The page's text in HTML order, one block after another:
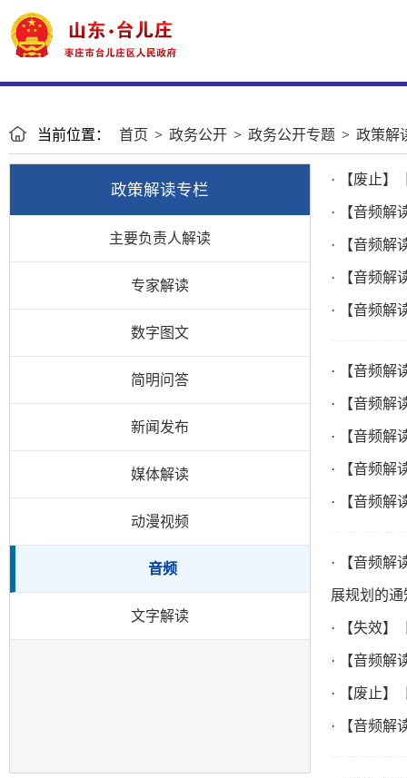
当前位置： 首页 > 政务公开 > 政务公开专题 > 政策解
政策解读专栏
主要负责人解读
专家解读
数字图文
简明问答
新闻发布
媒体解读
动漫视频
音频
文字解读
· 【废止】
· 【音频解
· 【音频解
· 【音频解
· 【音频解
· 【音频解
· 【音频解
· 【音频解
· 【音频解
· 【音频解
· 【音频解
展规划的通
· 【失效】
· 【音频解
· 【废止】
· 【音频解